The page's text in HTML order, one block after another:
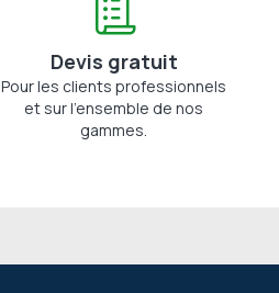
Devis gratuit
Pour les clients professionnels
et sur l'ensemble de nos
gammes.